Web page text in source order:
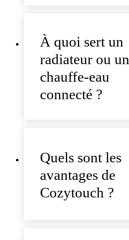
À quoi sert un
radiateur ou un
chauffe-eau
connecté ?
Quels sont les
avantages de
Cozytouch ?